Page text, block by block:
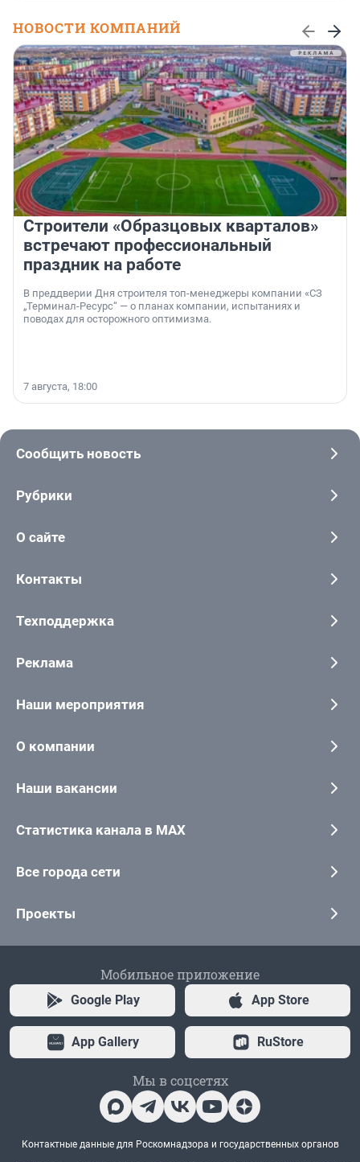
НОВОСТИ КОМПАНИЙ
Строители «Образцовых кварталов»
встречают профессиональный
праздник на работе
В преддверии Дня строителя топ-менеджеры компании «СЗ
„Терминал-Ресурс“ — о планах компании, испытаниях и
поводах для осторожного оптимизма.
7 августа, 18:00
Сообщить новость
Рубрики
О сайте
Контакты
Техподдержка
Реклама
Наши мероприятия
О компании
Наши вакансии
Статистика канала в MAX
Все города сети
Проекты
Мобильное приложение
Google Play App Store
App Gallery RuStore
Мы в соцсетях
Контактные данные для Роскомнадзора и государственных органов